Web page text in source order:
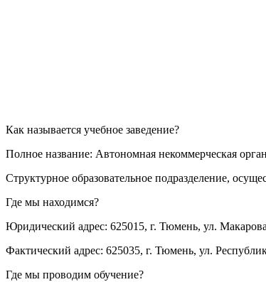
Как называется учебное заведение?
Полное название: Автономная некоммерческая
Структурное образовательное подразделение,
Где мы находимся?
Юридический адрес: 625015, г. Тюмень, ул.
Фактический адрес: 625035, г. Тюмень, ул.
Где мы проводим обучение?